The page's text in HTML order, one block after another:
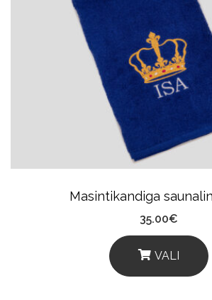
Masintikandiga
35.00€
VALI
This